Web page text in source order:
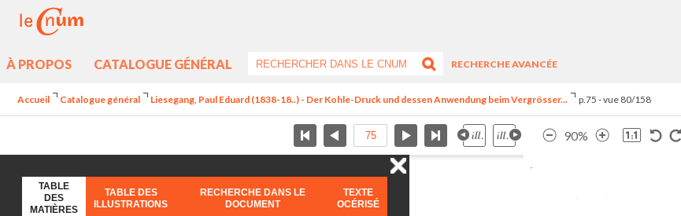
À PROPOS CATALOGUE GÉNÉRAL
RECHERCHE AVANCÉE
Accueil Catalogue général Liesegang, Paul Eduard (1838-18..) - Der Kohle-Druck und dessen Anwendung beim Vergrösser... p.75 - vue 80/158
90%
TABLE
DES
MATIÈRES
TABLE DES
ILLUSTRATIONS
RECHERCHE DANS LE
DOCUMENT
TEXTE
OCÉRISÉ